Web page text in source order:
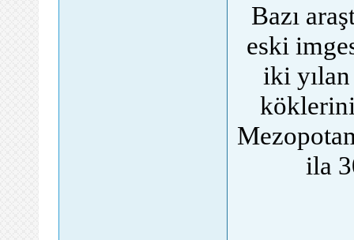
Bazı
eski
iki
ila